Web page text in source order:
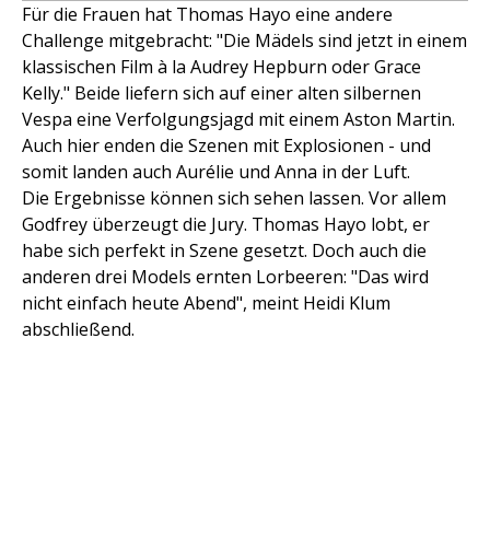
Für die Frauen hat Thomas Hayo eine andere
Challenge mitgebracht: "Die Mädels sind jetzt in einem
klassischen Film à la Audrey Hepburn oder Grace
Kelly." Beide liefern sich auf einer alten silbernen
Vespa eine Verfolgungsjagd mit einem Aston Martin.
Auch hier enden die Szenen mit Explosionen - und
somit landen auch Aurélie und Anna in der Luft.
Die Ergebnisse können sich sehen lassen. Vor allem
Godfrey überzeugt die Jury. Thomas Hayo lobt, er
habe sich perfekt in Szene gesetzt. Doch auch die
anderen drei Models ernten Lorbeeren: "Das wird
nicht einfach heute Abend", meint Heidi Klum
abschließend.